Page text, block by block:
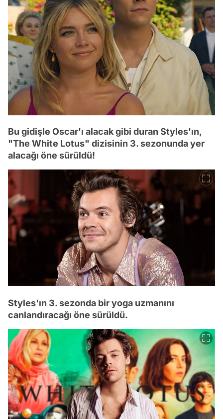
Bu gidişle Oscar'ı alacak gibi duran Styles'ın,
"The White Lotus" dizisinin 3. sezonunda yer
alacağı öne sürüldü!
Styles'ın 3. sezonda bir yoga uzmanını
canlandıracağı öne sürüldü.